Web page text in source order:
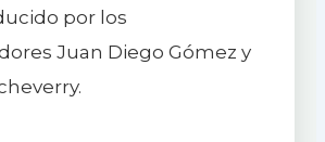
por los
Juan Diego Gómez y